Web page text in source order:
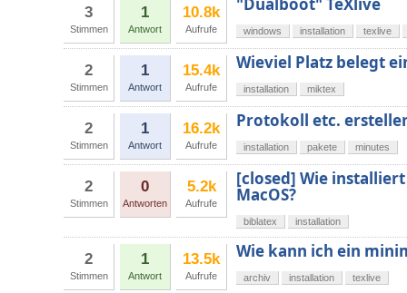
3
Stimmen
1
Antwort
10.8k
Aufrufe
"Dualboot" TeXlive
windows installation texlive
2
Stimmen
1
Antwort
15.4k
Aufrufe
Wieviel Platz belegt
installation miktex
2
Stimmen
1
Antwort
16.2k
Aufrufe
Protokoll etc.
installation pakete minutes
2
Stimmen
0
Antworten
5.2k
Aufrufe
[closed] Wie
MacOS?
biblatex installation
2
Stimmen
1
Antwort
13.5k
Aufrufe
Wie kann ich ein
archiv installation texlive